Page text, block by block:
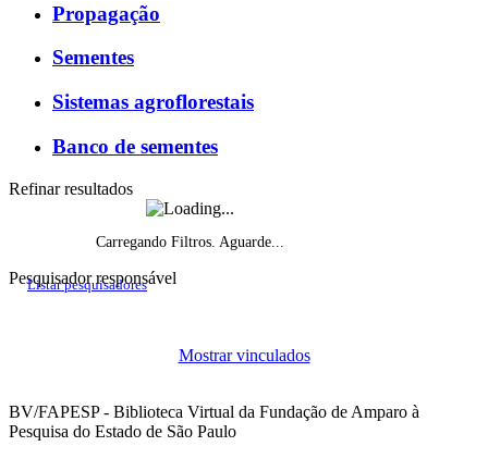
Propagação
Sementes
Sistemas agroflorestais
Banco de sementes
Refinar resultados
Carregando Filtros. Aguarde...
Pesquisador responsável
Listar pesquisadores
Mostrar vinculados
BV/FAPESP - Biblioteca Virtual da Fundação de Amparo à
Pesquisa do Estado de São Paulo